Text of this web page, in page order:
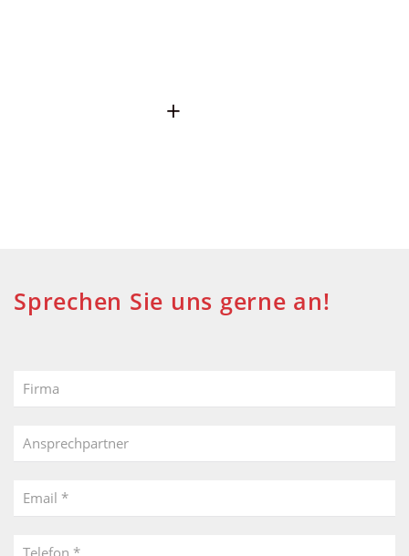
Sprechen Sie uns gerne an!
Firma
Ansprechpartner
Email *
Telefon *